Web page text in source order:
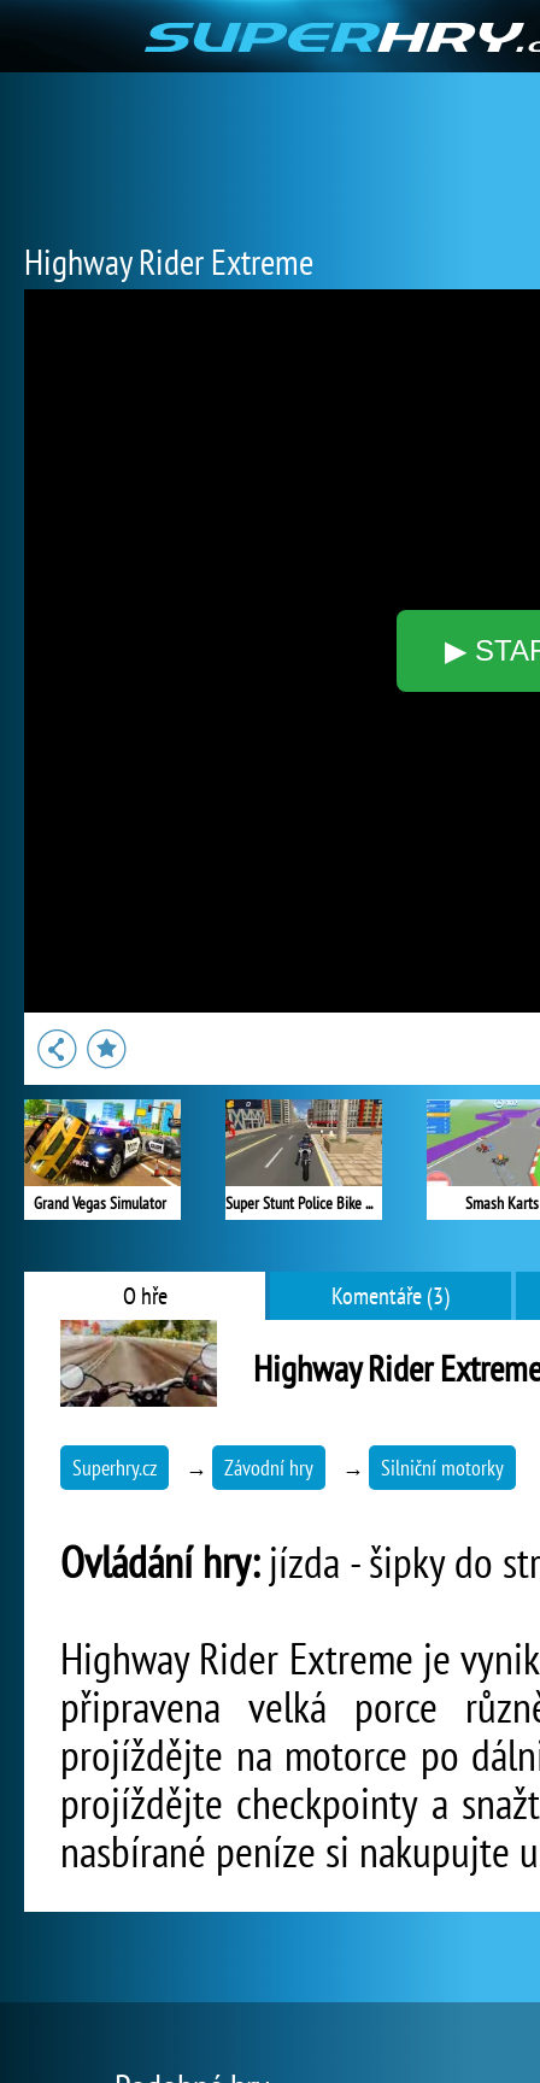
Highway Rider Extreme
▶
Grand Vegas Simulator Super Stunt Police Bike Simulator 3D Smash Karts
O hře Komentáře (3)
Highway Rider
Superhry.cz → Závodní hry → Silniční motorky
Ovládání hry:jízda - šipky do
Highway Rider Extreme je
připravena velká porce
projíždějte na motorce po
projíždějte checkpointy a
nasbírané peníze si nakupujte